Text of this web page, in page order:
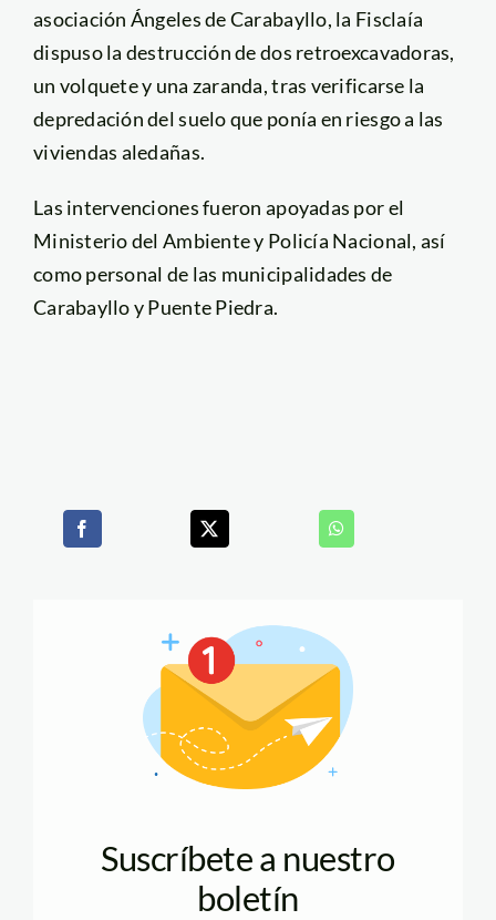
asociación Ángeles de Carabayllo, la Fisclaía
dispuso la destrucción de dos retroexcavadoras,
un volquete y una zaranda, tras verificarse la
depredación del suelo que ponía en riesgo a las
viviendas aledañas.
Las intervenciones fueron apoyadas por el
Ministerio del Ambiente y Policía Nacional, así
como personal de las municipalidades de
Carabayllo y Puente Piedra.
Suscríbete a nuestro
boletín